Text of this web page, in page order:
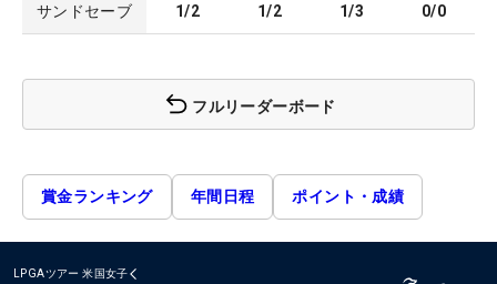
サンドセーブ 1/2 1/2 1/3 0/0
フルリーダーボード
賞金ランキング 年間日程 ポイント・成績
LPGAツアー 米国女子